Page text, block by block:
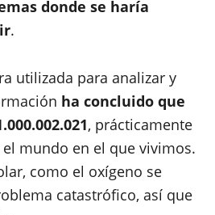
donde se haría
.
utilizada para analizar y
ha concluido que
, prácticamente
mundo en el que vivimos.
como el oxígeno se
catastrófico, así que